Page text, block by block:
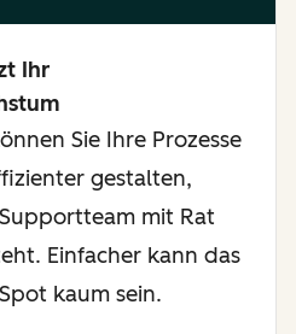
Ihr
Sie Ihre Prozesse
gestalten,
mit Rat
Einfacher kann das
kaum sein.